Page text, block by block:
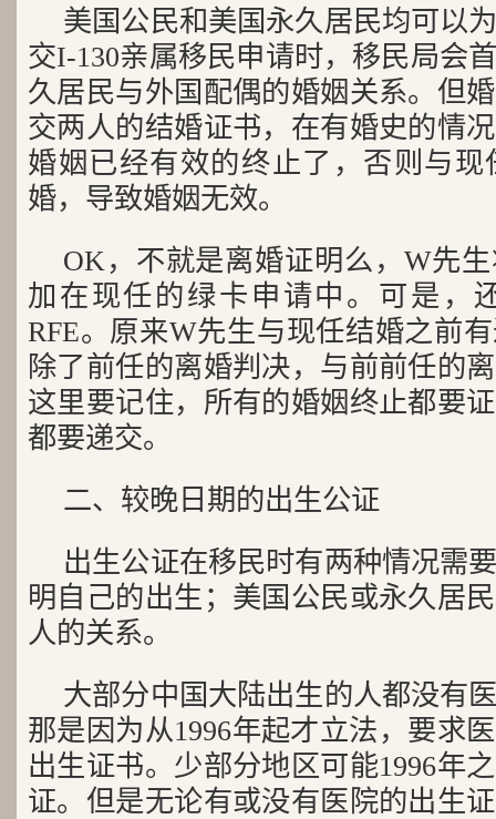
美国公民和美国永久居民均可以
交I-130亲属移民申请时，移民局会
久居民与外国配偶的婚姻关系。但
交两人的结婚证书，在有婚史的情
婚姻已经有效的终止了，否则与
婚，导致婚姻无效。
OK，不就是离婚证明么，W先
加在现任的绿卡申请中。可是，
RFE。原来W先生与现任结婚之前
除了前任的离婚判决，与前前任的
这里要记住，所有的婚姻终止都要
都要递交。
二、较晚日期的出生公证
出生公证在移民时有两种情况需
明自己的出生；美国公民或永久居
人的关系。
大部分中国大陆出生的人都没有
那是因为从1996年起才立法，要求
出生证书。少部分地区可能1996年
证。但是无论有或没有医院的出生